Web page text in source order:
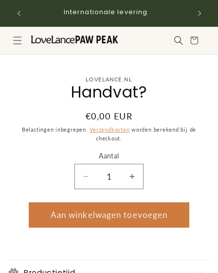
naar de
Internationale levering
Winkelwagen
LOVELANCE.NL
Handvat?
Normale
prijs
€0,00 EUR
Belastingen inbegrepen.Verzendkosten worden berekend bij de
checkout.
Aantal
Aantal
Aantal
verlagen
voor
Handvat?
Aantal
verhogen
voor
Handvat?
Aan winkelwagen toevoegen